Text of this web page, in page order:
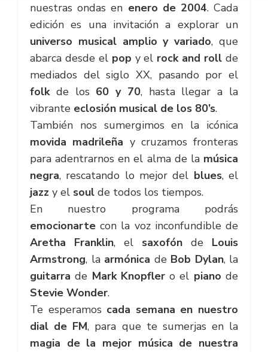
nuestras ondas en enero de 2004. Cada
edición es una invitación a explorar un
universo musical amplio y variado, que
abarca desde el pop y el rock and roll de
mediados del siglo XX, pasando por el
folkde los 60 y 70, hasta llegar a la
vibrante eclosión musical de los 80’s.
También nos sumergimos en la icónica
movida madrileña y cruzamos fronteras
para adentrarnos en el alma de la música
negra, rescatando lo mejor del blues, el
jazz y el soul de todos los tiempos.
En nuestro programa podrás
emocionarte con la voz inconfundible de
Aretha Franklin, el saxofón de Louis
Armstrong, la armónica de Bob Dylan, la
guitarra de Mark Knopflero el piano de
Stevie Wonder.
Te esperamos cada semana en nuestro
dial de FM, para que te sumerjas en la
magia de la mejor música de nuestra